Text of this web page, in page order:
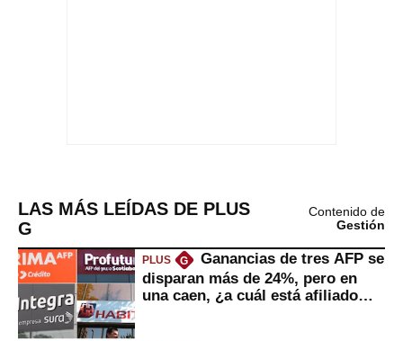
LAS MÁS LEÍDAS DE PLUS
G
Contenido de
Gestión
PLUS G
Ganancias de tres AFP se
disparan más de 24%, pero en
una caen, ¿a cuál está afiliado